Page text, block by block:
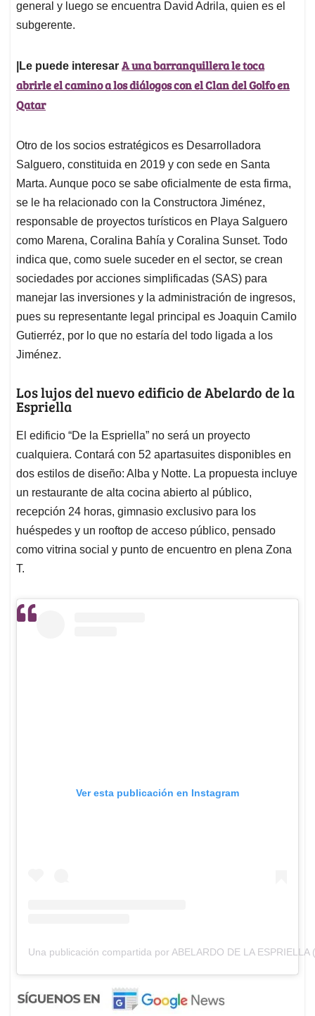
general y luego se encuentra David Adrila, quien es el
subgerente.
|Le puede interesar A una barranquillera le toca
abrirle el camino a los diálogos con el Clan del Golfo en
Qatar
Otro de los socios estratégicos es Desarrolladora
Salguero, constituida en 2019 y con sede en Santa
Marta. Aunque poco se sabe oficialmente de esta firma,
se le ha relacionado con la Constructora Jiménez,
responsable de proyectos turísticos en Playa Salguero
como Marena, Coralina Bahía y Coralina Sunset. Todo
indica que, como suele suceder en el sector, se crean
sociedades por acciones simplificadas (SAS) para
manejar las inversiones y la administración de ingresos,
pues su representante legal principal es Joaquin Camilo
Gutierréz, por lo que no estaría del todo ligada a los
Jiménez.
Los lujos del nuevo edificio de Abelardo de la
Espriella
El edificio “De la Espriella” no será un proyecto
cualquiera. Contará con 52 apartasuites disponibles en
dos estilos de diseño: Alba y Notte. La propuesta incluye
un restaurante de alta cocina abierto al público,
recepción 24 horas, gimnasio exclusivo para los
huéspedes y un rooftop de acceso público, pensado
como vitrina social y punto de encuentro en plena Zona
T.
Ver esta publicación en Instagram
Una publicación compartida por ABELARDO DE LA